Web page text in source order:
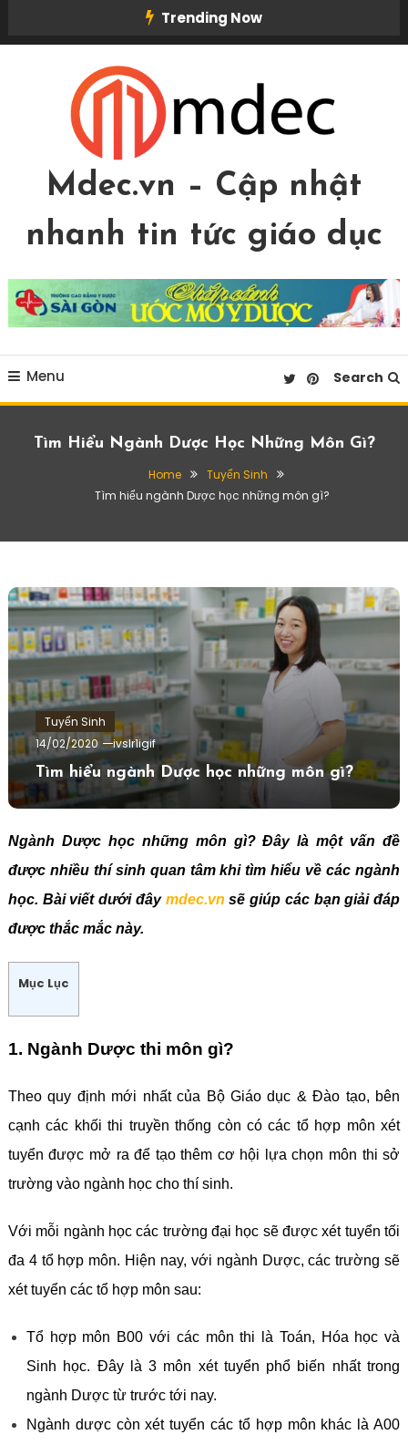
Trending Now
Mdec.vn – Cập nhật
nhanh tin tức giáo dục
Menu Search
Tìm Hiểu Ngành Dược Học Những Môn Gì?
Home
Tuyển Sinh
Tìm hiểu ngành Dược học những môn gì?
Tuyển Sinh
14/02/2020
ivslr1igif
Tìm hiểu ngành Dược học những môn gì?
Ngành Dược học những môn gì? Đây là một vấn đề
được nhiều thí sinh quan tâm khi tìm hiểu về các ngành
học. Bài viết dưới đây mdec.vn sẽ giúp các bạn giải đáp
được thắc mắc này.
Mục Lục
1. Ngành Dược thi môn gì?
Theo quy định mới nhất của Bộ Giáo dục & Đào tạo, bên
cạnh các khối thi truyền thống còn có các tổ hợp môn xét
tuyển được mở ra để tạo thêm cơ hội lựa chọn môn thi sở
trường vào ngành học cho thí sinh.
Với mỗi ngành học các trường đại học sẽ được xét tuyển tối
đa 4 tổ hợp môn. Hiện nay, với ngành Dược, các trường sẽ
xét tuyển các tổ hợp môn sau:
Tổ hợp môn B00 với các môn thi là Toán, Hóa học và
Sinh học. Đây là 3 môn xét tuyển phổ biến nhất trong
ngành Dược từ trước tới nay.
Ngành dược còn xét tuyển các tổ hợp môn khác là A00